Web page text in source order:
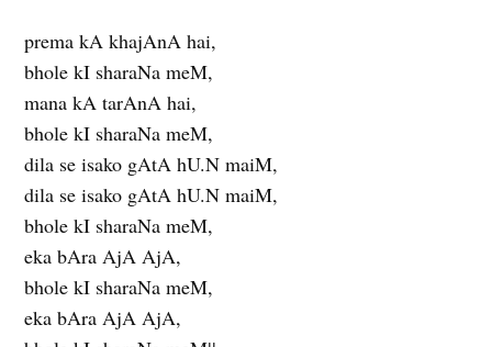
prema kA khajAnA hai,
bhole kI sharaNa meM,
mana kA tarAnA hai,
bhole kI sharaNa meM,
dila se isako gAtA hU.N maiM,
dila se isako gAtA hU.N maiM,
bhole kI sharaNa meM,
eka bAra AjA AjA,
bhole kI sharaNa meM,
eka bAra AjA AjA,